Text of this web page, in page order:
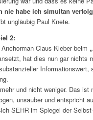
nie habe ich simultan
ungläubig Paul Knete.
2:
Claus Kleber beim
hat dies nun gar nichts
und nicht weniger. Das
unsauber und entspricht
SEHR im Spiegel der